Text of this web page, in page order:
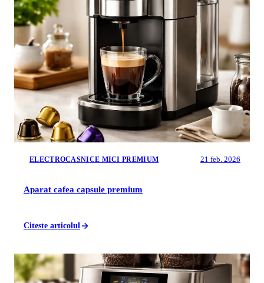
ELECTROCASNICE MICI PREMIUM 21 feb. 2026
Aparat cafea capsule premium
Citeste articolul